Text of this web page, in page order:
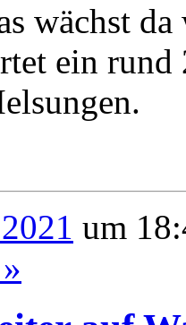
wächst
ein
um